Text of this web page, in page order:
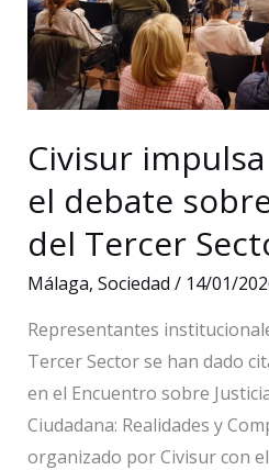
el
Puerto
de
Málaga
Civisur
el debate
del Tercer
Málaga, Sociedad / 14/01/
Representantes
Tercer Sector se han dado
en el Encuentro sobre
Ciudadana: Realidades y
organizado por Civisur con